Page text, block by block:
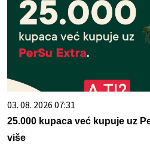
03. 08. 2026 07:31
25.000 kupaca već kupuje uz
više